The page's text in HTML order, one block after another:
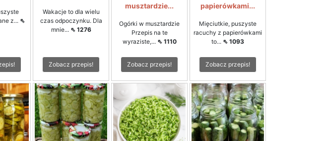
z... ⇖
Wakacje to dla wielu
czas odpoczynku. Dla
mnie... ⇖ 1276
Zobacz przepis!
musztardzie...
Ogórki w musztardzie
Przepis na te
wyraziste,... ⇖ 1110
Zobacz przepis!
papierówkami...
Mięciutkie, puszyste
racuchy z papierówkami
to... ⇖ 1093
Zobacz przepis!